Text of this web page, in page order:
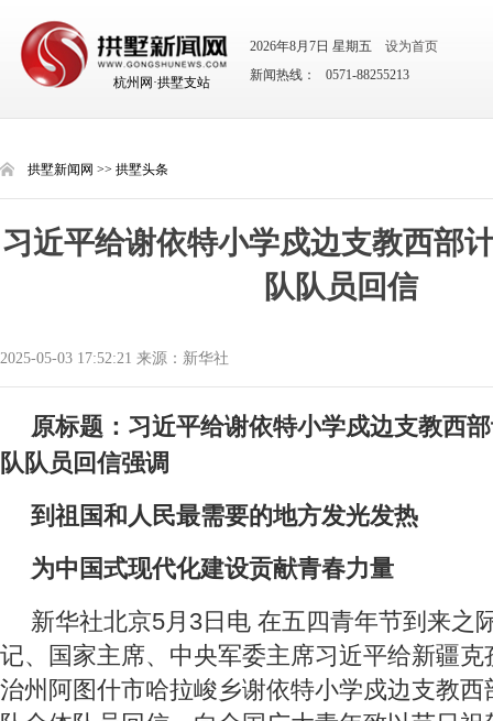
杭州网·拱墅支站
2026年8月7日 星期五
设为首页
新闻热线： 0571-88255213
拱墅新闻网 >> 拱墅头条
习近平给谢依特小学戍边支教西部
队队员回信
2025-05-03 17:52:21 来源：新华社
原标题：习近平给谢依特小学戍边支教西
队队员回信强调
到祖国和人民最需要的地方发光发热
为中国式现代化建设贡献青春力量
新华社北京5月3日电 在五四青年节到来之
记、国家主席、中央军委主席习近平给新疆
治州阿图什市哈拉峻乡谢依特小学戍边支教